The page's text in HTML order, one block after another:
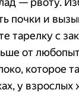
почки и
тарелку с
от
которое
у